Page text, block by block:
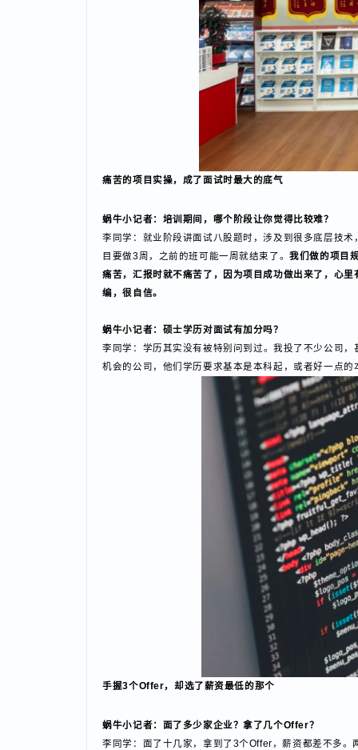
痛苦的项目实操，成了面试时最大的底气
蜗牛小记者：培训期间，哪个阶段让你觉得比较难？
目要做3周，之前的班可能一周就结束了。
痛苦，汇报时就不痛苦了，因为项目成功做出来了，
编，很自信。
蜗牛小记者：硕士学历对面试有加分吗？
学历其实没有被特别问到过。我投了不少公
机会的公司，他们学历要求基本是本科起，或者好一